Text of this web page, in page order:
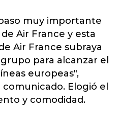
muy importante
Air France y esta
Air France subraya
para alcanzar el
europeas",
Elogió el
y comodidad.